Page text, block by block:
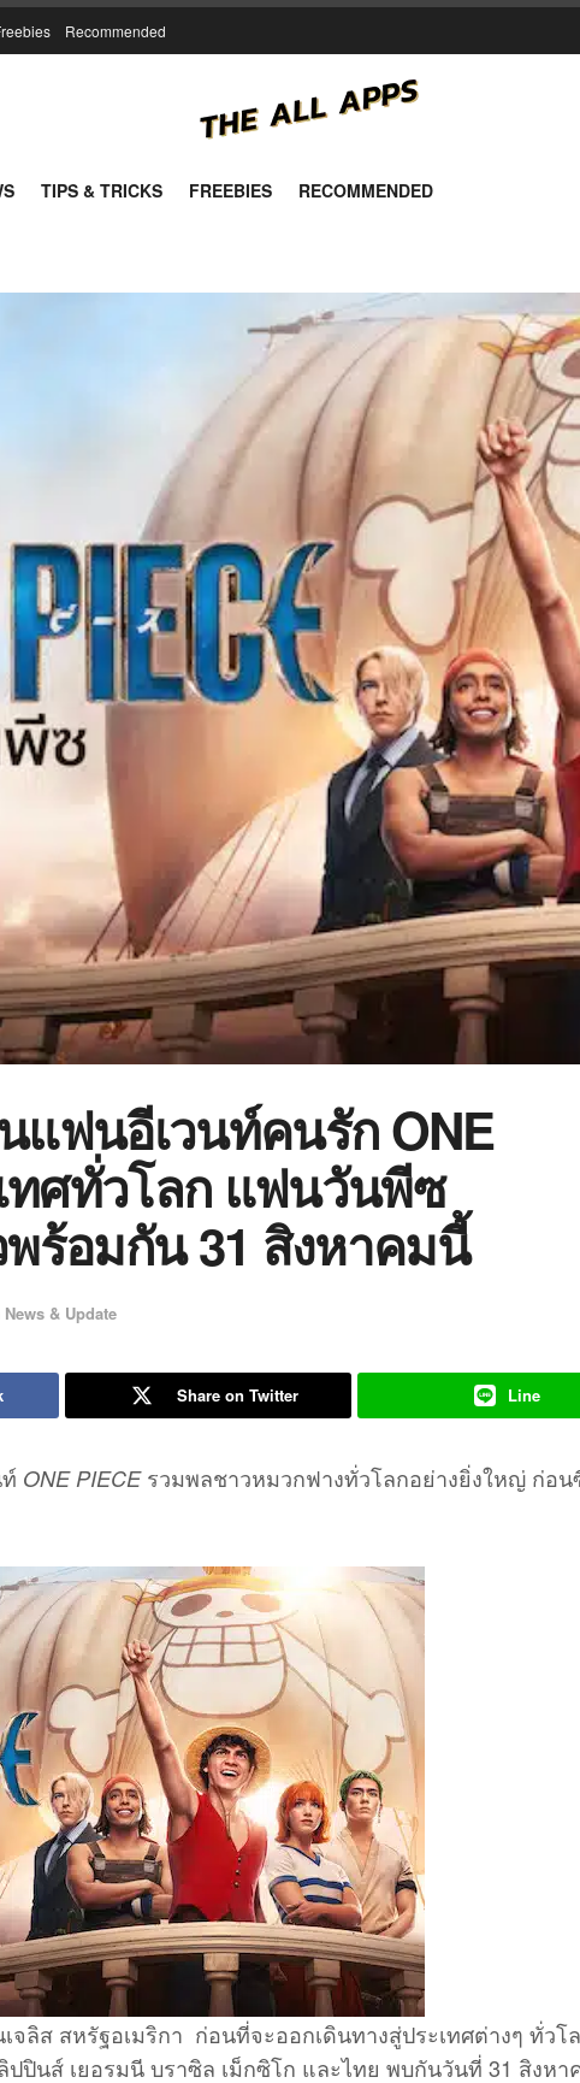
Recommended
TIPS & TRICKS FREEBIES RECOMMENDED
แฟนอีเวนท์คนรัก ONE
ทศทั่วโลก แฟนวันพีซ
ร้อมกัน 31 สิงหาคมนี้
News & Update
Share on Twitter Line
ONE PIECE รวมพลชาวหมวกฟางทั่วโลกอย่างยิ่งใหญ่ ก่อน
ลิส สหรัฐอเมริกา ก่อนที่จะออกเดินทางสู่ประเทศต่างๆ ทั่วโ
ปินส์ เยอรมนี บราซิล เม็กซิโก และไทย พบกันวันที่ 31 สิงหา